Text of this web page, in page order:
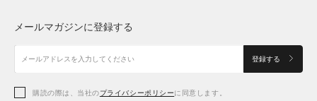
アクセサリー
アクセサリー
シューズ
アクセサリー
シューズ
メールマガジンに登録する
登録する
購読の際は、当社のプライバシーポリシーに同意します。